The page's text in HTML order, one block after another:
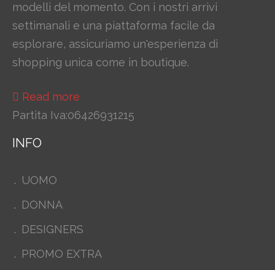
modelli del momento. Con i nostri arrivi
settimanali e una piattaforma facile da
esplorare, assicuriamo un'esperienza di
shopping unica come in boutique.
Read more
Partita Iva:06426931215
INFO
UOMO
DONNA
DESIGNERS
PROMO EXTRA